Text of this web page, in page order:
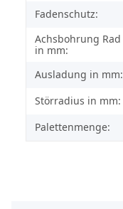
Fadenschutz:
Achsbohrung Rad
in mm:
Ausladung in mm:
Störradius in mm:
Palettenmenge: